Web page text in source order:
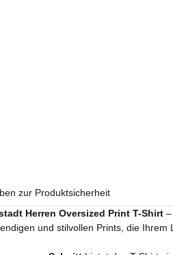
zur Produktsicherheit
Herren Oversized Print T-Shirt
und stilvollen Prints, die Ihrem